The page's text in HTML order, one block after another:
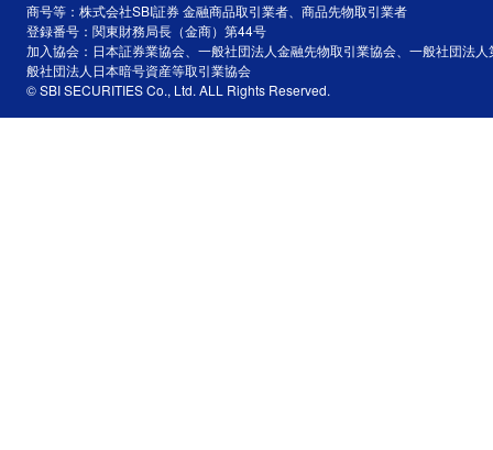
商号等：株式会社SBI証券 金融商品取引業者、商品先物取引業者
登録番号：関東財務局長（金商）第44号
加入協会：日本証券業協会、一般社団法人金融先物取引業協会、一般社団法
般社団法人日本暗号資産等取引業協会
© SBI SECURITIES Co., Ltd. ALL Rights Reserved.